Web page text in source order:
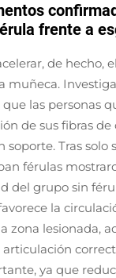
frente a
de hecho,
muñeca.
las personas
de sus fibras
Tras
férulas
del grupo sin
la
zona lesionada,
ya que